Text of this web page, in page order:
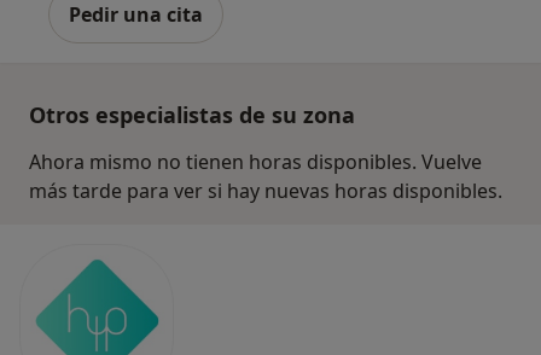
Pedir una cita
Otros especialistas de su zona
Ahora mismo no tienen horas disponibles. Vuelve
más tarde para ver si hay nuevas horas disponibles.